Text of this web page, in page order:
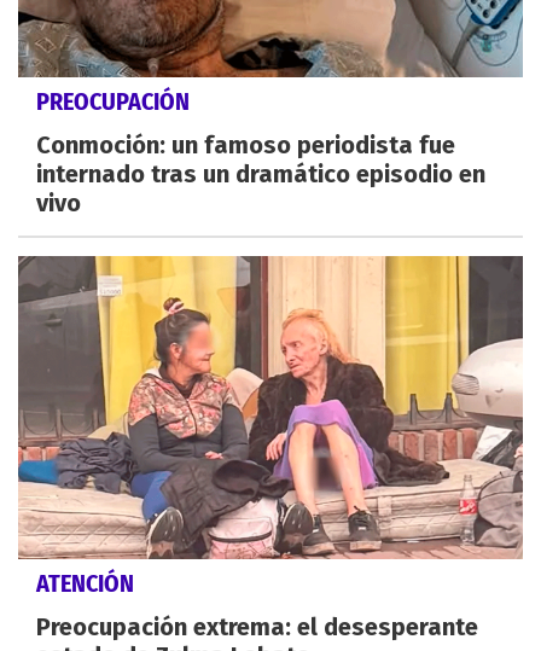
PREOCUPACIÓN
Conmoción: un famoso periodista fue
internado tras un dramático episodio en
vivo
ATENCIÓN
Preocupación extrema: el desesperante